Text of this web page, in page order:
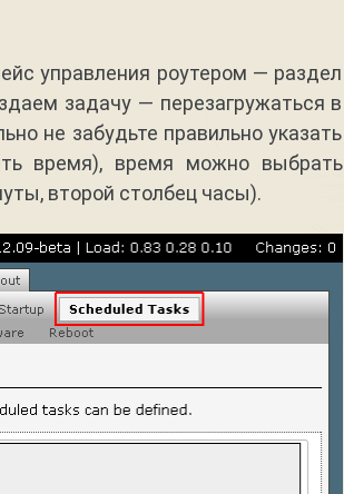
управления роутером — раздел
задачу — перезагружаться в
не забудьте правильно указать
время), время можно выбрать
второй столбец часы).